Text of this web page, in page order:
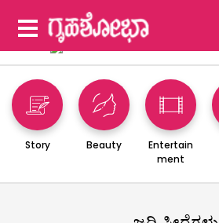
Story Beauty
Entertain
ment